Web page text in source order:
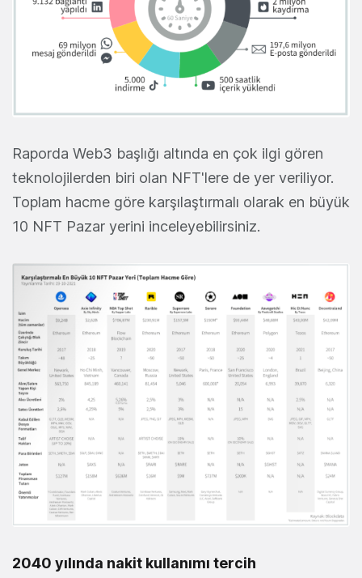
Raporda Web3 başlığı altında en çok ilgi gören
teknolojilerden biri olan NFT'lere de yer veriliyor.
Toplam hacme göre karşılaştırmalı olarak en büyük
10 NFT Pazar yerini inceleyebilirsiniz.
2040 yılında nakit kullanımı tercih